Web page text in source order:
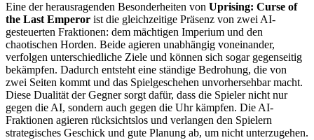
Eine der herausragenden Besonderheiten von Uprising: Curse of
the Last Emperor ist die gleichzeitige Präsenz von zwei AI-
gesteuerten Fraktionen: dem mächtigen Imperium und den
chaotischen Horden. Beide agieren unabhängig voneinander,
verfolgen unterschiedliche Ziele und können sich sogar gegenseitig
bekämpfen. Dadurch entsteht eine ständige Bedrohung, die von
zwei Seiten kommt und das Spielgeschehen unvorhersehbar macht.
Diese Dualität der Gegner sorgt dafür, dass die Spieler nicht nur
gegen die AI, sondern auch gegen die Uhr kämpfen. Die AI-
Fraktionen agieren rücksichtslos und verlangen den Spielern
strategisches Geschick und gute Planung ab, um nicht unterzugehen.